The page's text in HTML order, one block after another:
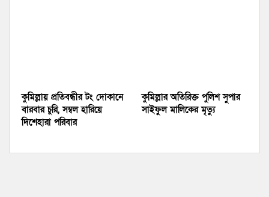
কুমিল্লায় প্রতিবন্ধীর টং দোকানে
বারবার চুরি, সম্বল হারিয়ে
দিশেহারা পরিবার
কুমিল্লার অতিরিক্ত পুলিশ সুপার
সাইফুল মালিকের মৃত্যু